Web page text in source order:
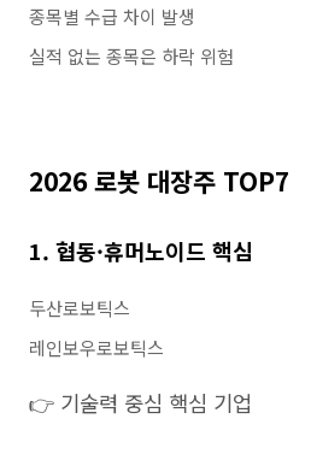
종목별 수급 차이 발생
실적 없는 종목은 하락 위험
2026 로봇 대장주 TOP7
1. 협동·휴머노이드 핵심
두산로보틱스
레인보우로보틱스
👉 기술력 중심 핵심 기업